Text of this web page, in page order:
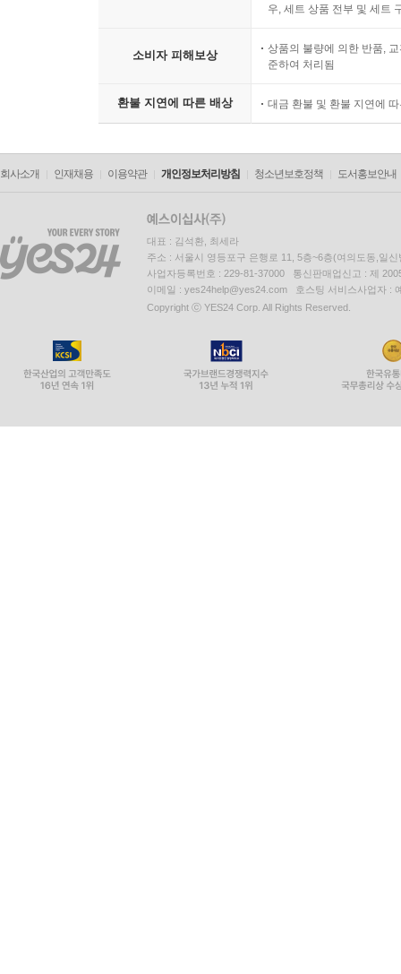
우, 세트 상품 전부 및 세트
소비자 피해보상
상품의 불량에 의한 반품,
준하여 처리됨
환불 지연에 따른 배상 대금 환불 및 환불 지연에
회사소개 인재채용 이용약관 개인정보처리방침 청소년보호정책 도서홍보안내
대표 : 김석환, 최세라
주소 : 서울시 영등포구 은행로 11, 5층~6층(여의도동,일신
사업자등록번호 : 229-81-37000 통신판매업신고 : 제
이메일 : yes24help@yes24.com 호스팅 서비스사업자 :
Copyright ⓒ YES24 Corp. All Rights Reserved.